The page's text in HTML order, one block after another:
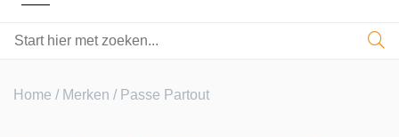
Home / Merken / Passe Partout